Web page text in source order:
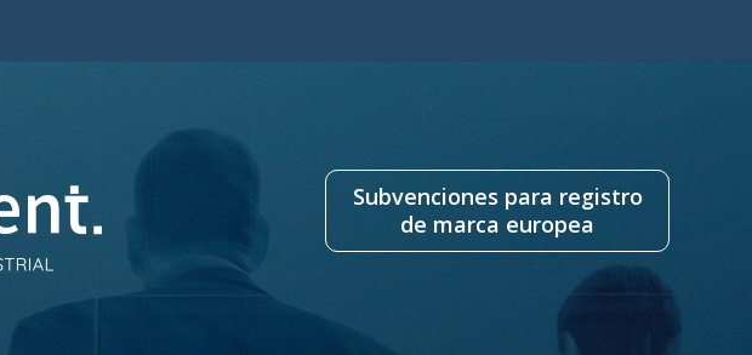
Subvenciones para registro
de marca europea